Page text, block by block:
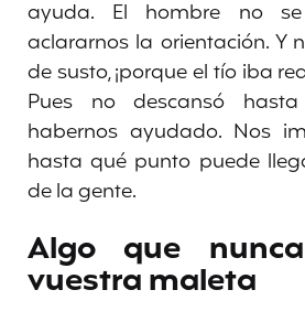
ayuda. El hombre no
aclararnos la orientación. Y
de susto, ¡porque el tío iba
Pues no descansó
habernos ayudado. Nos
hasta qué punto puede
de la gente.
Algo que
vuestra maleta